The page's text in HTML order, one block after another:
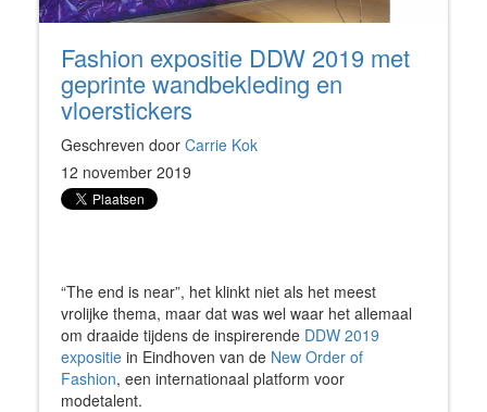
Fashion expositie DDW 2019 met
geprinte wandbekleding en
vloerstickers
Geschreven door Carrie Kok
12 november 2019
“The end is near”, het klinkt niet als het meest
vrolijke thema, maar dat was wel waar het allemaal
om draaide tijdens de inspirerende DDW 2019
expositie in Eindhoven van de New Order of
Fashion, een internationaal platform voor
modetalent.